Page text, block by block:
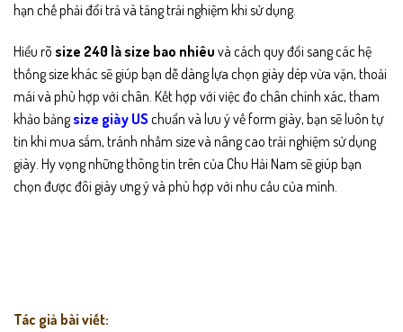
hạn chế phải đổi trả và tăng trải nghiệm khi sử dụng.
Hiểu rõ size 240 là size bao nhiêu và cách quy đổi sang các hệ
thống size khác sẽ giúp bạn dễ dàng lựa chọn giày dép vừa vặn, thoải
mái và phù hợp với chân. Kết hợp với việc đo chân chính xác, tham
khảo bảngsize giày US chuẩn và lưu ý về form giày, bạn sẽ luôn tự
tin khi mua sắm, tránh nhầm size và nâng cao trải nghiệm sử dụng
giày. Hy vọng những thông tin trên của Chu Hải Nam sẽ giúp bạn
chọn được đôi giày ưng ý và phù hợp với nhu cầu của mình.
Tác giả bài viết: